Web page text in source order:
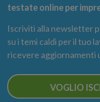
testate online per
Iscriviti alla newsletter
su i temi caldi per il tuo
ricevere aggiornamenti
VOGLIO